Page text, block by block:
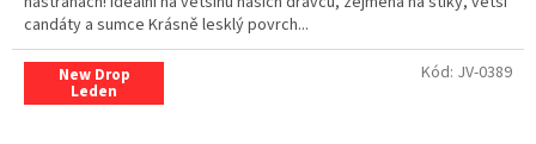
candáty a sumce Krásně lesklý povrch...
New Drop
Leden
Kód: JV-0389